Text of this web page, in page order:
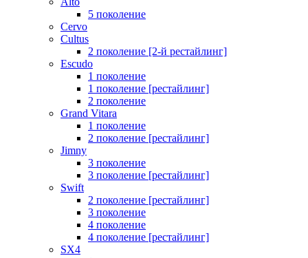
5 поколение
Cervo
Cultus
2 поколение [2-й рестайлинг]
Escudo
1 поколение
1 поколение [рестайлинг]
2 поколение
Grand Vitara
1 поколение
2 поколение [рестайлинг]
Jimny
3 поколение
3 поколение [рестайлинг]
Swift
2 поколение [рестайлинг]
3 поколение
4 поколение
4 поколение [рестайлинг]
SX4